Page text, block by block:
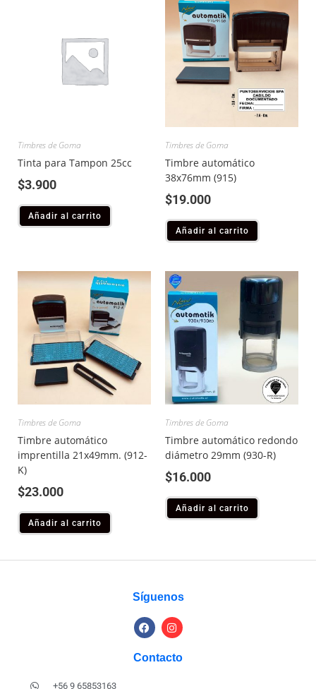
Timbres de Goma
Tinta para Tampon 25cc
$3.900
Añadir al carrito
Timbres de Goma
Timbre automático
38x76mm (915)
$19.000
Añadir al carrito
Timbres de Goma
Timbre automático
imprentilla 21x49mm. (912-
K)
$23.000
Añadir al carrito
Timbres de Goma
Timbre automático redondo
diámetro 29mm (930-R)
$16.000
Añadir al carrito
Síguenos
Contacto
+56 9 65853163